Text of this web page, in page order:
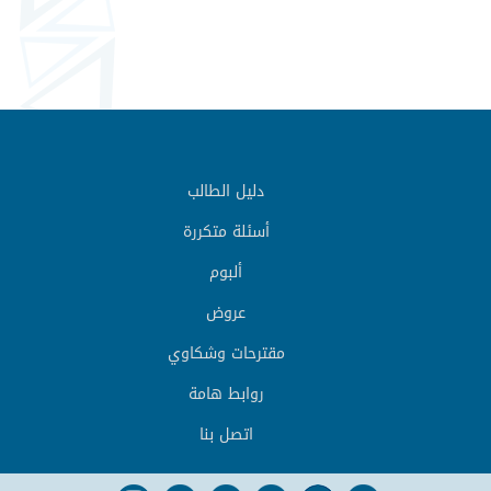
دليل الطالب
أسئلة متكررة
ألبوم
عروض
مقترحات وشكاوي
روابط هامة
اتصل بنا